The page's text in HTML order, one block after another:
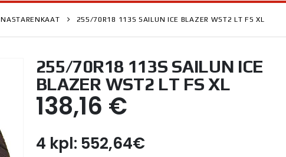
NASTARENKAAT 255/70R18 113S SAILUN ICE BLAZER WST2 LT FS XL
255/70R18 113S SAILUN ICE
BLAZER WST2 LT FS XL
138,16 €
4 kpl: 552,64€